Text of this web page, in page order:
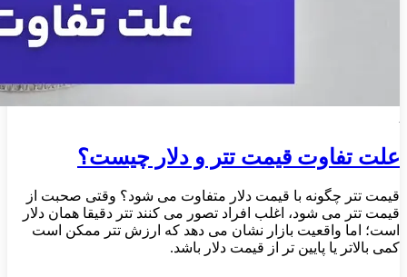
علت تفاوت قیمت تتر و دلار چیست؟
قیمت تتر چگونه با قیمت دلار متفاوت می‌ شود؟ وقتی صحبت از
قیمت تتر می‌ شود، اغلب افراد تصور می‌ کنند تتر دقیقا همان دلار
است؛ اما واقعیت بازار نشان می‌ دهد که ارزش تتر ممکن است
کمی بالاتر یا پایین‌ تر از قیمت دلار باشد.